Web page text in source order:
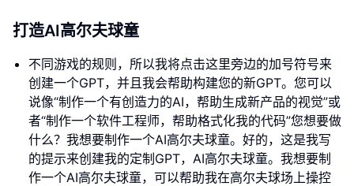
打造AI高尔夫球童
不同游戏的规则，所以我将点击这里旁边的加号符号来
创建一个GPT，并且我会帮助构建您的新GPT。您可以
说像“制作一个有创造力的AI，帮助生成新产品的视觉”或
者“制作一个软件工程师，帮助格式化我的代码”您想要做
什么？我想要制作一个AI高尔夫球童。好的，这是我写
的提示来创建我的定制GPT，AI高尔夫球童。我想要制
作一个AI高尔夫球童，可以帮助我在高尔夫球场上操控